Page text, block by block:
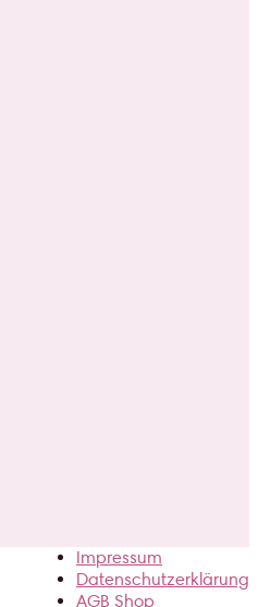
Impressum
Datenschutzerklärung
AGB Shop